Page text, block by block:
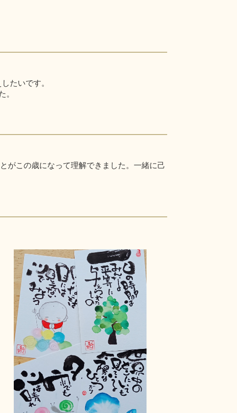
たいです。
。
がこの歳になって理解できました。一緒に己